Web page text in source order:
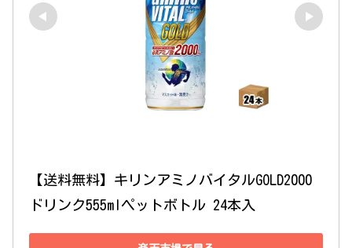
【送料無料】キリンアミノバイタルGOLD2000
ドリンク555mlペットボトル 24本入